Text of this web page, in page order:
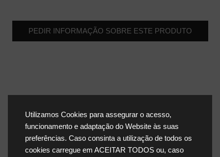
PEDIR INFORMAÇÃO SOBRE ESTE PRODUTO
Utilizamos Cookies para assegurar o acesso,
funcionamento e adaptação do Website às suas
preferências. Caso consinta a utilização de todos os
cookies carregue em ACEITAR TODOS ou, caso